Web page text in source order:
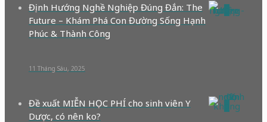
0
Định Hướng Nghề Nghiệp Đúng Đắn: The
Future – Khám Phá Con Đường Sống Hạnh
Phúc & Thành Công
11 Tháng Sáu, 2025
Đề xuất MIỄN HỌC PHÍ cho sinh viên Y
Dược, có nên ko?